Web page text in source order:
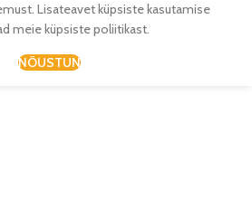
Lisateavet küpsiste kasutamise
meie küpsiste poliitikast.
NÕUSTUN